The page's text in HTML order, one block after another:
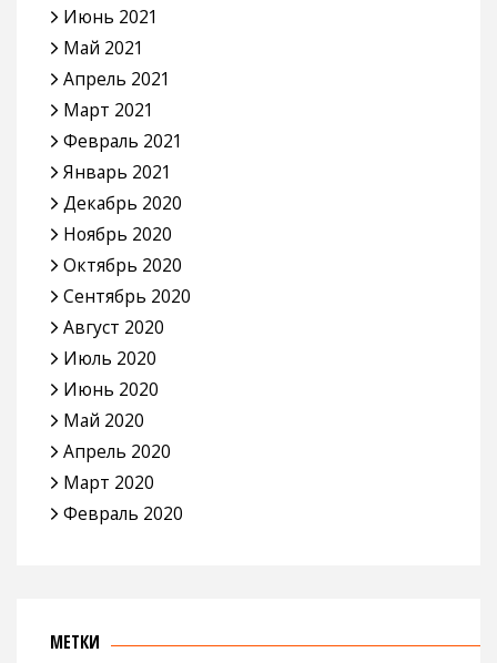
Июнь 2021
Май 2021
Апрель 2021
Март 2021
Февраль 2021
Январь 2021
Декабрь 2020
Ноябрь 2020
Октябрь 2020
Сентябрь 2020
Август 2020
Июль 2020
Июнь 2020
Май 2020
Апрель 2020
Март 2020
Февраль 2020
МЕТКИ